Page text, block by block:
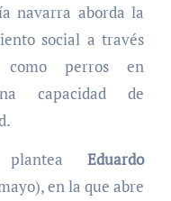
navarra aborda la
social a través
perros en
capacidad de
planteaEduardo
en la que abre